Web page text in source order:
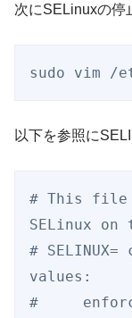
次にSELinuxの停
sudo vim /
以下を参照に
# This file
SELinux on
#
values:
#